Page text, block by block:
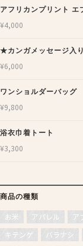
アフリカンプリント エ
¥4,000
★カンガメッセージ入
¥6,000
ワンショルダーバッグ
¥9,800
浴衣巾着トート
¥3,300
商品の種類
お米 アパレル ア
キテンゲ
バラナシ